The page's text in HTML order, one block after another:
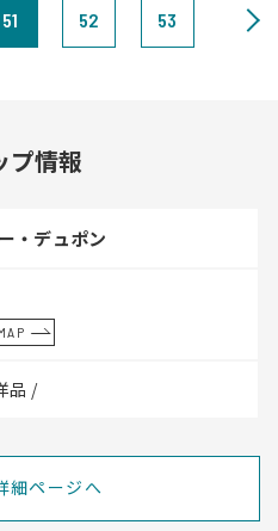
51 52 53
プ情報
・デュポン
品 /
細ページへ